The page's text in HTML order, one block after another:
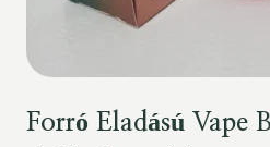
Forró Eladású Vape